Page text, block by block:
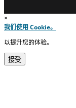
×
我们使用 Cookie。
以提升您的体验。
接受